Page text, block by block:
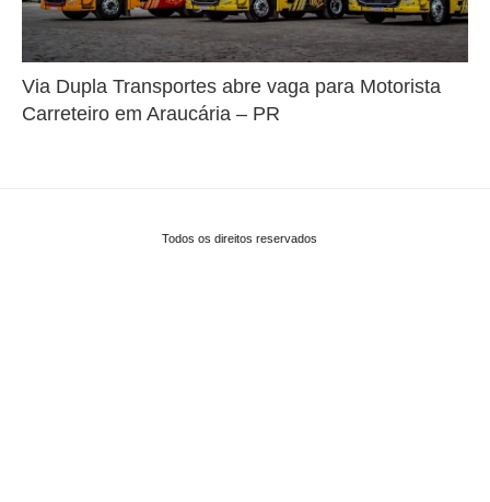
Via Dupla Transportes abre vaga para Motorista
Carreteiro em Araucária – PR
Todos os direitos reservados